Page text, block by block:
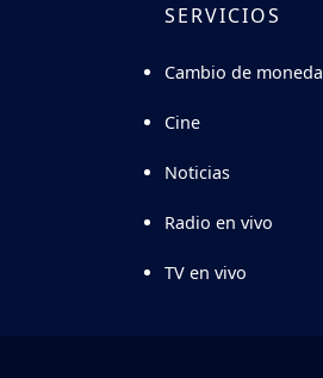
SERVICIOS
Cambio de moneda
Cine
Noticias
Radio en vivo
TV en vivo